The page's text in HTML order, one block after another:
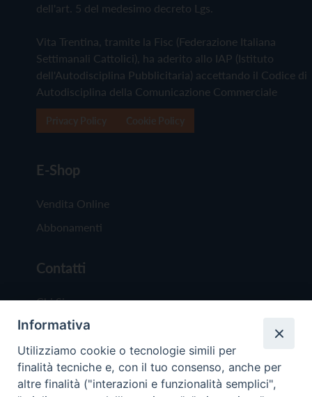
dell'art. 5 del medesimo decreto Lgs.
Vita Trentina, tramite la Fisc (Federazione Italiana
Settimanali Cattolici), ha aderito allo IAP (Istituto
dell'Autodisciplina Pubblicitaria) accettando il Codice di
Autodisciplina della Comunicazione Commerciale
E-Shop
Vendita Online
Abbonamenti
Contatti
Chi Siamo
Redazione
Scrivici
Informativa
Utilizziamo cookie o tecnologie simili per
finalità tecniche e, con il tuo consenso, anche per
altre finalità ("interazioni e funzionalità semplici",